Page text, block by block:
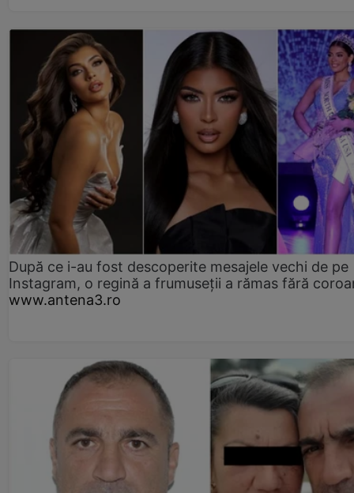
După ce i-au fost descoperite mesajele vechi de pe
Instagram, o regină a frumuseții a rămas fără
www.antena3.ro